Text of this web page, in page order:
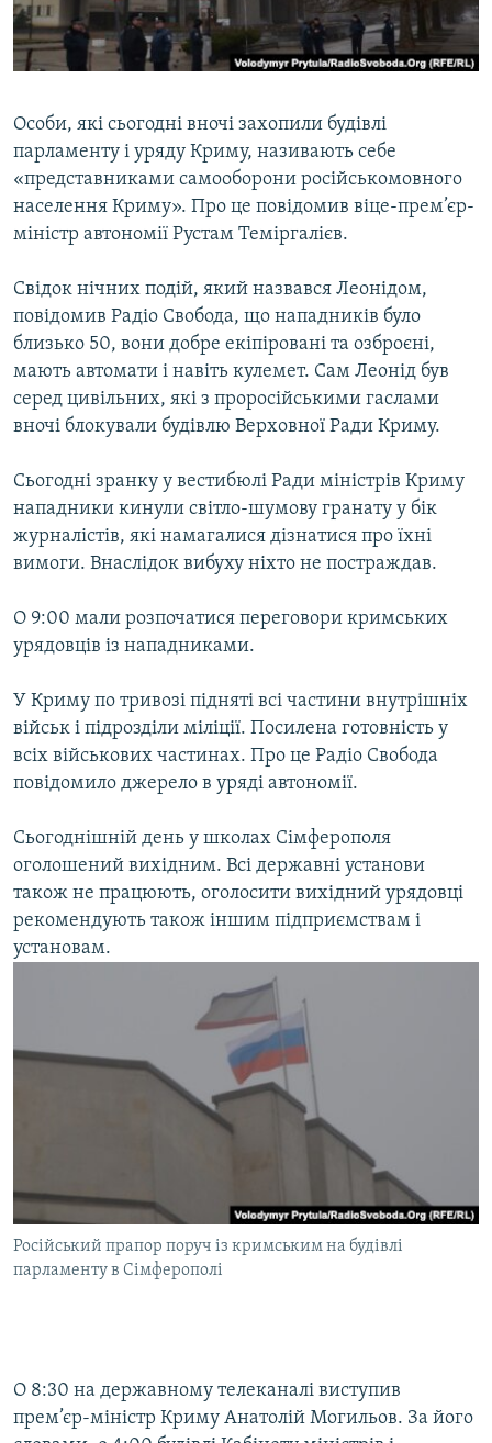
ВІДЕОУРОКИ «ELIFBE»
СВІДЧЕННЯ ОКУПАЦІЇ
Русский
Qırımtatar
ДОЛУЧАЙСЯ!
Усі сайти RFE/RL
Особи, які сьогодні вночі захопили будівлі
парламенту і уряду Криму, називають себе
«представниками самооборони російськомовного
населення Криму». Про це повідомив віце-прем’єр-
міністр автономії Рустам Теміргалієв.
Свідок нічних подій, який назвався Леонідом,
повідомив Радіо Свобода, що нападників було
близько 50, вони добре екіпіровані та озброєні,
мають автомати і навіть кулемет. Сам Леонід був
серед цивільних, які з проросійськими гаслами
вночі блокували будівлю Верховної Ради Криму.
Сьогодні зранку у вестибюлі Ради міністрів Криму
нападники кинули світло-шумову гранату у бік
журналістів, які намагалися дізнатися про їхні
вимоги. Внаслідок вибуху ніхто не постраждав.
О 9:00 мали розпочатися переговори кримських
урядовців із нападниками.
У Криму по тривозі підняті всі частини внутрішніх
військ і підрозділи міліції. Посилена готовність у
всіх військових частинах. Про це Радіо Свобода
повідомило джерело в уряді автономії.
Сьогоднішній день у школах Сімферополя
оголошений вихідним. Всі державні установи
також не працюють, оголосити вихідний урядовці
рекомендують також іншим підприємствам і
установам.
Російський прапор поруч із кримським на будівлі
парламенту в Сімферополі
О 8:30 на державному телеканалі виступив
прем’єр-міністр Криму Анатолій Могильов. За його